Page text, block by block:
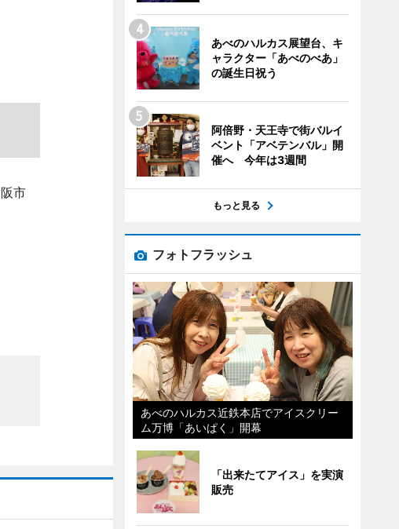
市
あべのハルカス展望台、キ
ャラクター「あべのべあ」
の誕生日祝う
阿倍野・天王寺で街バルイ
ベント「アベテンバル」開
催へ 今年は3週間
もっと見る
フォトフラッシュ
あべのハルカス近鉄本店でアイスクリー
ム万博「あいぱく」開幕
「出来たてアイス」を実演
販売